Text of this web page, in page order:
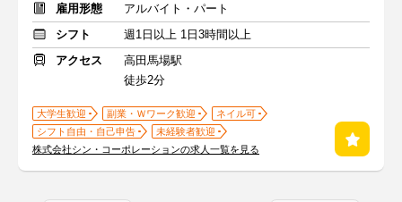
雇用形態
アルバイト・パート
シフト
週1日以上 1日3時間以上
アクセス
高田馬場駅
徒歩2分
大学生歓迎 副業・Ｗワーク歓迎
ネイル可
シフト自由・自己申告
未経験者歓迎
株式会社シン・コーポレーションの求人一覧を見る